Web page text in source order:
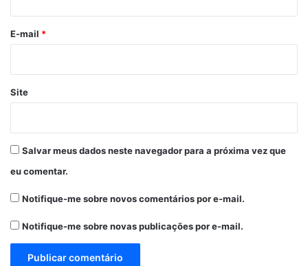
*
E-mail *
Site
Salvar meus dados neste navegador para a próxima vez que
eu comentar.
Notifique-me sobre novos comentários por e-mail.
Notifique-me sobre novas publicações por e-mail.